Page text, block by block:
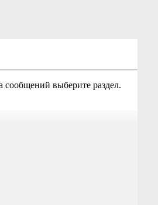
сообщений выберите раздел.